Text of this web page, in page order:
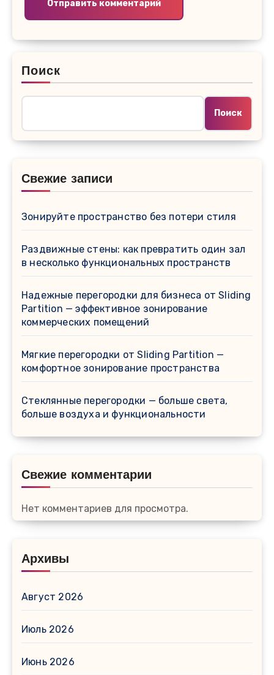
Поиск
Поиск
Свежие записи
Зонируйте пространство без потери стиля
Раздвижные стены: как превратить один зал
в несколько функциональных пространств
Надежные перегородки для бизнеса от Sliding
Partition — эффективное зонирование
коммерческих помещений
Мягкие перегородки от Sliding Partition —
комфортное зонирование пространства
Стеклянные перегородки — больше света,
больше воздуха и функциональности
Свежие комментарии
Нет комментариев для просмотра.
Архивы
Август 2026
Июль 2026
Июнь 2026